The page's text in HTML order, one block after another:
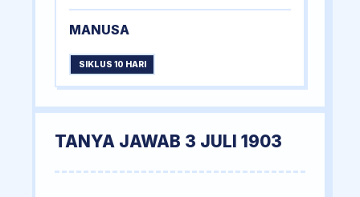
MANUSA
SIKLUS 10 HARI
TANYA JAWAB 3 JULI 1903